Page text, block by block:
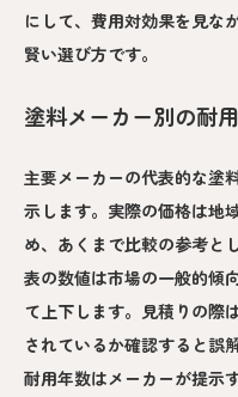
にして、費用対効果を見な
賢い選び方です。
塗料メーカー別の耐
主要メーカーの代表的な塗
示します。実際の価格は地
め、あくまで比較の参考と
表の数値は市場の一般的傾
て上下します。見積りの際
されているか確認すると誤
耐用年数はメーカーが提示